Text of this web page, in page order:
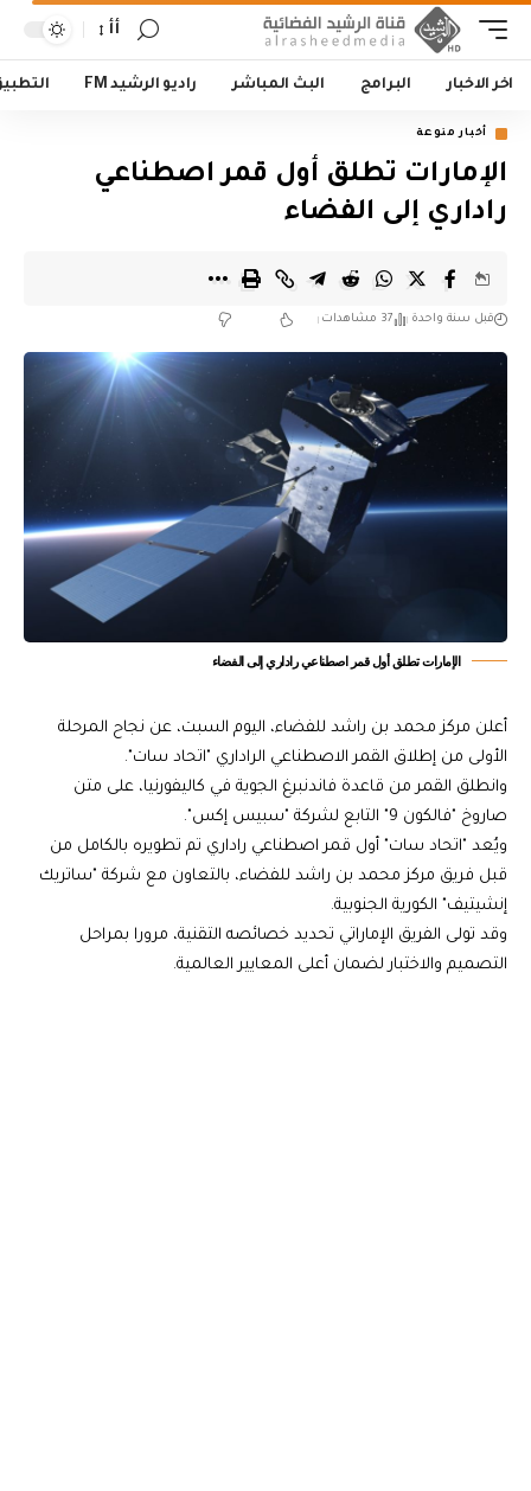
أأ
اخر الاخبار البرامج البث المباشر راديو الرشيد FM
أخبار منوعة
الإمارات تطلق أول قمر اصطناعي
راداري إلى الفضاء
قبل سنة واحدة 37 مشاهدات
الإمارات تطلق أول قمر اصطناعي راداري إلى الفضاء
أعلن مركز محمد بن راشد للفضاء، اليوم السبت، عن نجاح المرحلة
الأولى من إطلاق القمر الاصطناعي الراداري "اتحاد سات".
وانطلق القمر من قاعدة فاندنبرغ الجوية في كاليفورنيا، على متن
صاروخ "فالكون 9" التابع لشركة "سبيس إكس".
ويُعد "اتحاد سات" أول قمر اصطناعي راداري تم تطويره بالكامل من
قبل فريق مركز محمد بن راشد للفضاء، بالتعاون مع شركة "ساتريك
إنشيتيف" الكورية الجنوبية.
وقد تولى الفريق الإماراتي تحديد خصائصه التقنية، مرورا بمراحل
التصميم والاختبار لضمان أعلى المعايير العالمية.